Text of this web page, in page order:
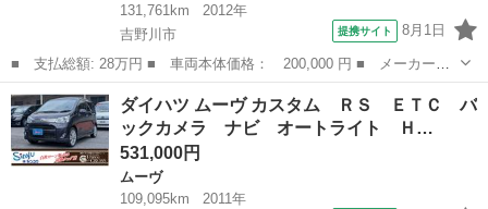
131,761km
2012年
吉野川市
提携サイト 8月1日
■ 支払総額: 28万円 ■ 車両本体価格： 200,000 円 ■ メーカー
名： ダイハツ ■ 車種名： ムーヴ ■ グレード名： カスタム
Ｘリミテッド エアコン パワステ パワーウィンドウ ナビ Ｔ
Ｖ キーレス スマ...
徳島 吉野川市
ダイハツ ムーヴ カスタム ＲＳ ＥＴＣ バ
ックカメラ ナビ オートライト Ｈ…
531,000円
ムーヴ
109,095km
2011年